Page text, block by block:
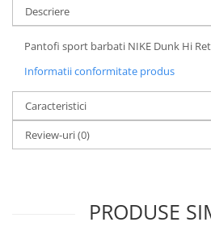
Descriere
Pantofi sport barbati NIKE Dunk Hi
Informatii conformitate produs
Caracteristici
Review-uri(0)
PRODUSE